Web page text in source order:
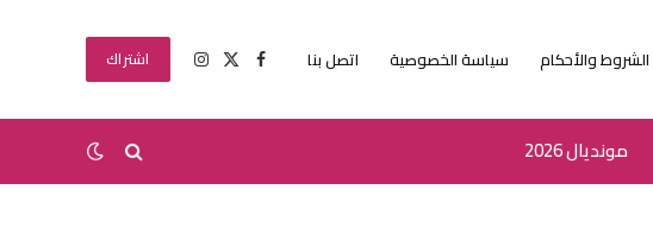
الشروط والأحكام سياسة الخصوصية اتصل بنا فيسبوك
X
الانستغراماشتراك
مونديال 2026